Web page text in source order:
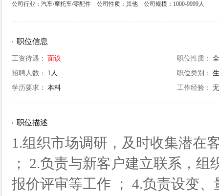
公司行业：汽车/摩托车/零配件 公司性质：其他 公司规模：1000-9999人
职位信息
工资待遇： 面议 职位性质：
招聘人数：
1人 职位类别：
学历要求： 本科 工作经验：
职位描述
1.组织市场调研，及时收集潜在
； 2.负责与新客户建立联系，
报价评审等工作 ； 4.负责设变